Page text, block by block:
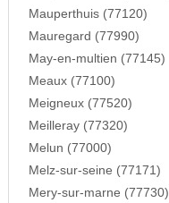
Mauperthuis (77120)
Mauregard (77990)
May-en-multien (77145)
Meaux (77100)
Meigneux (77520)
Meilleray (77320)
Melun (77000)
Melz-sur-seine (77171)
Mery-sur-marne (77730)